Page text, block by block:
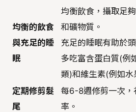
均衡的飲食
與充足的睡
眠
均衡飲食，攝取足
和礦物質。
充足的睡眠有助於
多吃富含蛋白質(例
類)和維生素(例如水
定期修剪髮
尾
每6-8週修剪一次，
率。